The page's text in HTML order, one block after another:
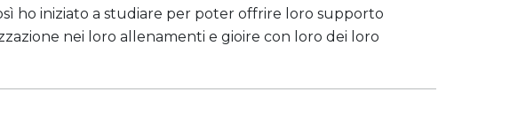
ho iniziato a studiare per poter offrire loro supporto
nei loro allenamenti e gioire con loro dei loro